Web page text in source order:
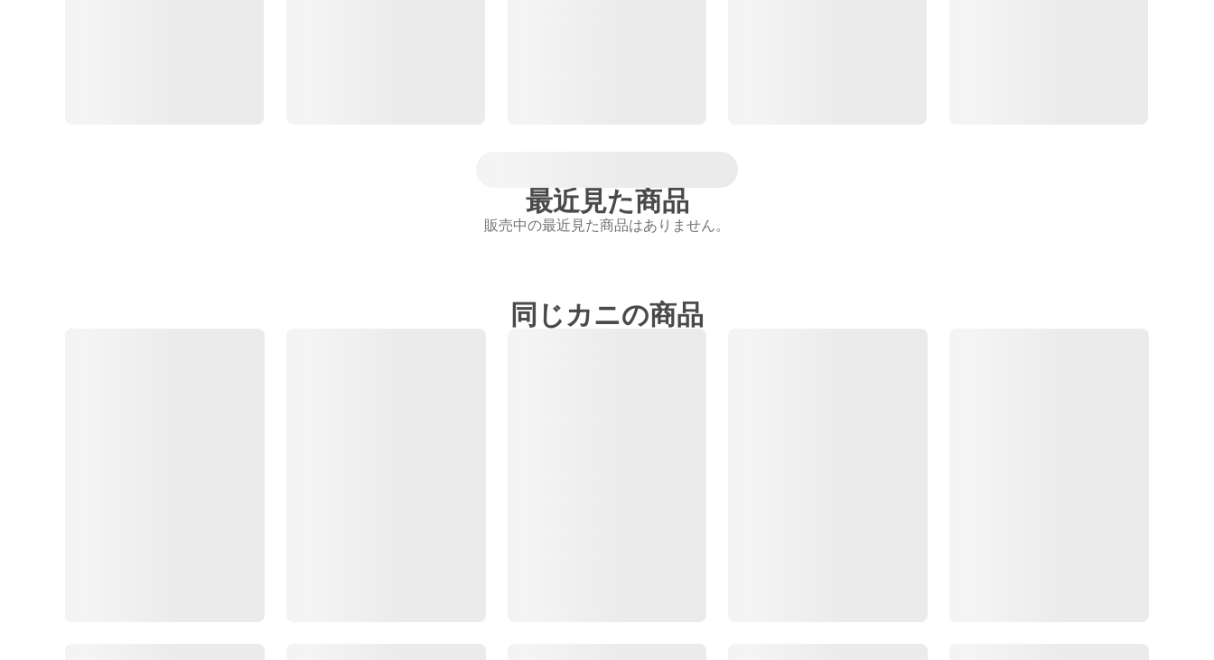
最近見た商品
販売中の最近見た商品はありません。
同じカニの商品